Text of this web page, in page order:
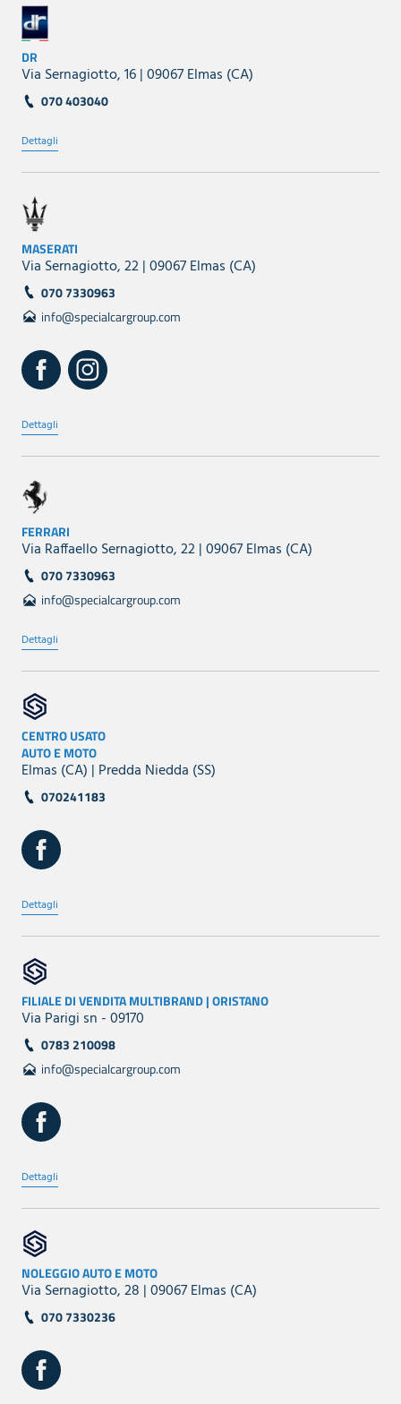
DR
Via Sernagiotto, 16 | 09067 Elmas (CA)
070 403040
Dettagli
MASERATI
Via Sernagiotto, 22 | 09067 Elmas (CA)
070 7330963
info@specialcargroup.com
Dettagli
FERRARI
Via Raffaello Sernagiotto, 22 | 09067 Elmas (CA)
070 7330963
info@specialcargroup.com
Dettagli
CENTRO USATO
AUTO E MOTO
Elmas (CA) | Predda Niedda (SS)
070241183
Dettagli
FILIALE DI VENDITA MULTIBRAND | ORISTANO
Via Parigi sn - 09170
0783 210098
info@specialcargroup.com
Dettagli
NOLEGGIO AUTO E MOTO
Via Sernagiotto, 28 | 09067 Elmas (CA)
070 7330236